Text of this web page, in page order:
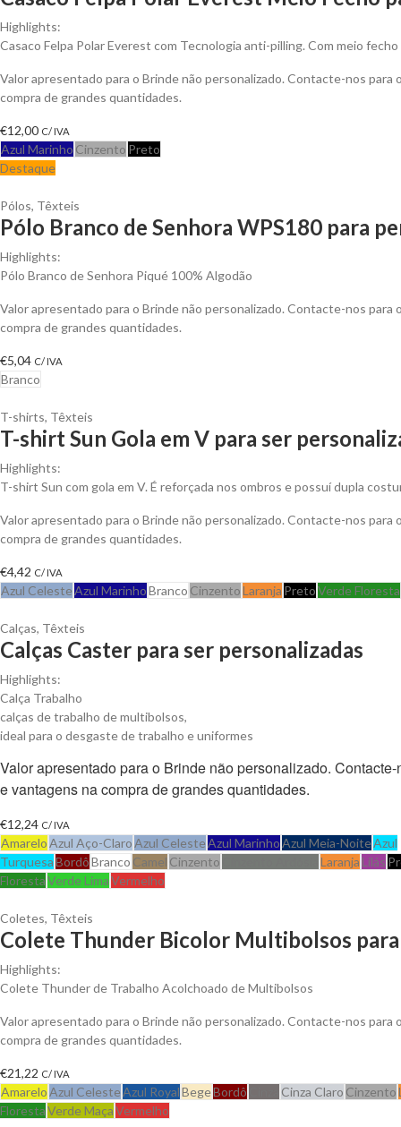
Highlights:
Casaco Felpa Polar Everest com Tecnologia anti-pilling. Com meio
Valor apresentado para o Brinde não personalizado. Contacte-nos para
compra de grandes quantidades.
€12,00 C/ IVA
Azul Marinho Cinzento Preto
Destaque
Pólos, Têxteis
Pólo Branco de Senhora WPS180 para
Highlights:
Pólo Branco de Senhora Piqué 100% Algodão
Valor apresentado para o Brinde não personalizado. Contacte-nos para
compra de grandes quantidades.
€5,04 C/ IVA
Branco
T-shirts, Têxteis
T-shirt Sun Gola em V para ser
Highlights:
T-shirt Sun com gola em V. É reforçada nos ombros e possuí dupla
Valor apresentado para o Brinde não personalizado. Contacte-nos para
compra de grandes quantidades.
€4,42 C/ IVA
Azul CelesteAzul MarinhoBranco CinzentoLaranja PretoVerde Floresta
Calças, Têxteis
Calças Caster para ser personalizadas
Highlights:
Calça Trabalho
calças de trabalho de multibolsos,
ideal para o desgaste de trabalho e uniformes
Valor apresentado para o Brinde não personalizado.
e vantagens na compra de grandes quantidades.
€12,24 C/ IVA
AmareloAzul Aço-ClaroAzul CelesteAzul MarinhoAzul Meia-NoiteAzul
TurquesaBordôBranco Camel Cinzento Laranja Lilás
FlorestaVerde LimaVermelho
Coletes, Têxteis
Colete Thunder Bicolor Multibolsos
Highlights:
Colete Thunder de Trabalho Acolchoado de Multibolsos
Valor apresentado para o Brinde não personalizado. Contacte-nos para
compra de grandes quantidades.
€21,22 C/ IVA
AmareloAzul CelesteAzul RoyalBegeBordô Cinza Claro Cinzento
FlorestaVerde MaçaVermelho